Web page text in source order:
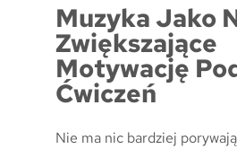
Muzyka Jako
Zwiększające
Motywację
Ćwiczeń
Nie ma nic bardziej